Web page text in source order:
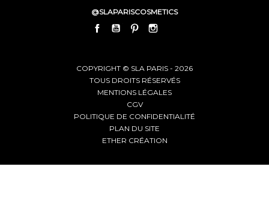
@SLAPARISCOSMETICS
FACEBOOKYOUTUBEPINTEREST
COPYRIGHT © SLA PARIS - 2026
TOUS DROITS RÉSERVÉS
MENTIONS LÉGALES
CGV
POLITIQUE DE CONFIDENTIALITÉ
PLAN DU SITE
ETHER CRÉATION